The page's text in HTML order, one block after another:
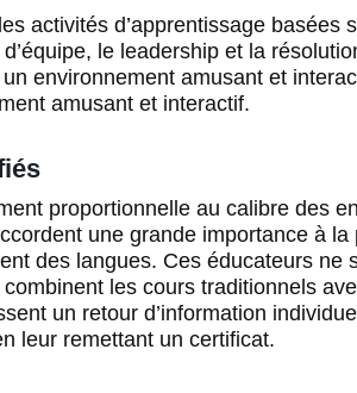
activités d’apprentissage basées
le leadership et la
environnement amusant et
amusant et interactif.
proportionnelle au calibre des
une grande importance à la
des langues. Ces éducateurs ne
les cours traditionnels
un retour d’information
leur remettant un certificat.